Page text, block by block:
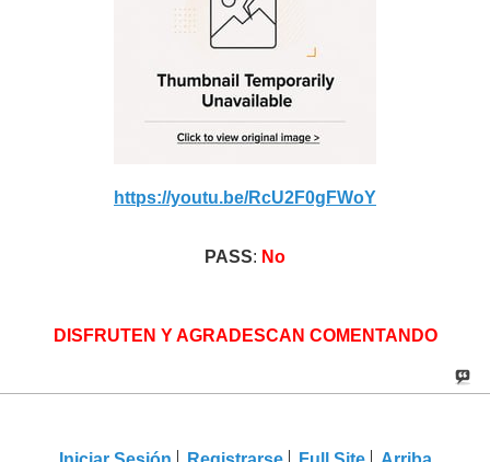
https://youtu.be/RcU2F0gFWoY
PASS: No
DISFRUTEN Y AGRADESCAN COMENTANDO